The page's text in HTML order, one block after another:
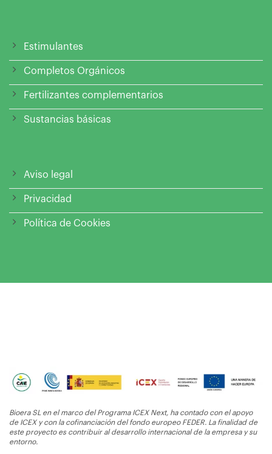
Estimulantes
Completos Orgánicos
Fertilizantes complementarios
Sustancias básicas
Aviso legal
Privacidad
Política de Cookies
Bioera SL en el marco del Programa ICEX Next, ha contado con el apoyo
de ICEX y con la cofinanciación del fondo europeo FEDER. La finalidad de
este proyecto es contribuir al desarrollo internacional de la empresa y su
entorno.